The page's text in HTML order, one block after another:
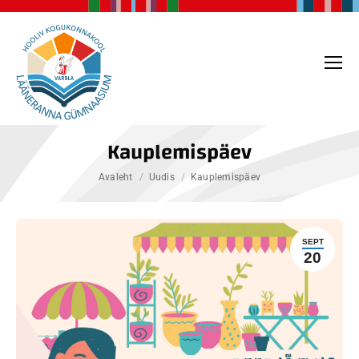
Kauplemispäev
You are here:
Avaleht Uudis Kauplemispäev
SEPT
20